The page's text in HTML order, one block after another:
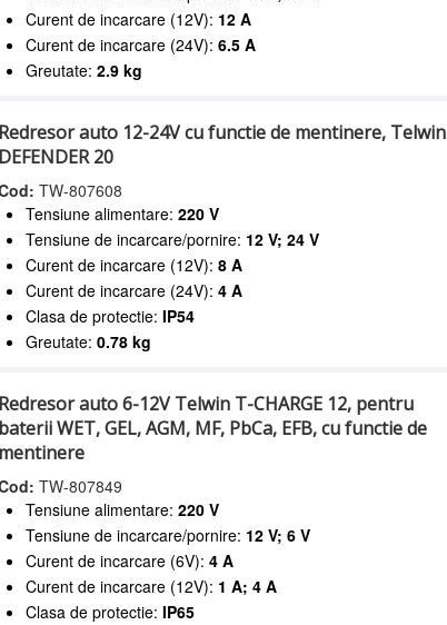
Curent de incarcare (12V): 12 A
Curent de incarcare (24V):6.5 A
Greutate:2.9 kg
auto 12-24V cu functie de mentinere, Telwin
20
TW-807608
Tensiune alimentare:220 V
Tensiune de incarcare/pornire: 12 V; 24 V
Curent de incarcare (12V):8 A
Curent de incarcare (24V):4 A
Clasa de protectie:IP54
Greutate:0.78 kg
auto 6-12V Telwin T-CHARGE 12, pentru
WET, GEL, AGM, MF, PbCa, EFB, cu functie de
TW-807849
Tensiune alimentare:220 V
Tensiune de incarcare/pornire: 12 V; 6 V
Curent de incarcare (6V):4 A
Curent de incarcare (12V): 1 A; 4 A
Clasa de protectie:IP65